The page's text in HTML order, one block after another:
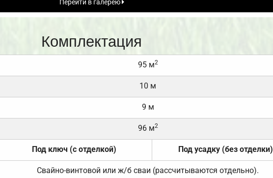
Перейти в галерею
Комплектация
95 м2
10 м
9 м
96 м2
Под ключ (с отделкой) Под усадку (без отделки)
Свайно-винтовой или ж/б сваи (рассчитываются отдельно).